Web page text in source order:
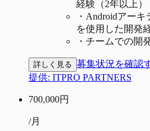
経験（2年以上）
・ Androidアーキ
を使用した開発
・ チームでの開
詳しく見る 募集状況を確認
提供: ITPRO PARTNERS
700,000円
/月